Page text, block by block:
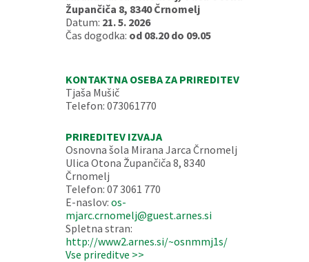
Župančiča 8, 8340 Črnomelj
Datum: 21. 5. 2026
Čas dogodka: od 08.20 do 09.05
KONTAKTNA OSEBA ZA PRIREDITEV
Tjaša Mušič
Telefon: 073061770
PRIREDITEV IZVAJA
Osnovna šola Mirana Jarca Črnomelj
Ulica Otona Župančiča 8, 8340
Črnomelj
Telefon: 07 3061 770
E-naslov: os-
mjarc.crnomelj@guest.arnes.si
Spletna stran:
http://www2.arnes.si/~osnmmj1s/
Vse prireditve >>